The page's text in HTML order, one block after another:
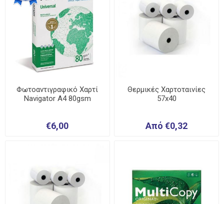
Φωτοαντιγραφικό Χαρτί
Navigator A4 80gsm
€6,00
Θερμικές Χαρτοταινίες
57x40
Από €0,32